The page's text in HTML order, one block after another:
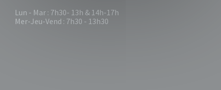
Lun - Mar : 7h30- 13h & 14h-17h
Mer-Jeu-Vend : 7h30 - 13h30